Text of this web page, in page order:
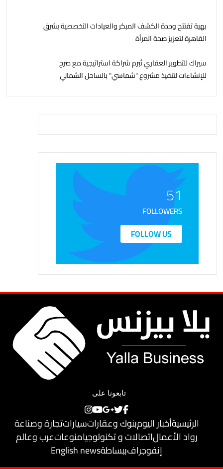
بهية تفتتح وحدة الكشف المبكر والعيادات التخصصية بشرق
القاهرة لتعزيز صحة المرأة
سيراك للتطوير العقاري تُبرم شراكة استراتيجية مع صرح
للإنشاءات لتنفيذ مشروع "شماسي" بالساحل الشمالي
51
FOLLOWERS
FOLLOW US
تابعونا على
الرئيسيةأخبار اليومبنوك وعقاراتسياراتتجارة وصناعة
رواد الأعمالاتصالات و تكنولوجيامنوعاتعرب وعالم
إنفوجرافببساطةEnglish news